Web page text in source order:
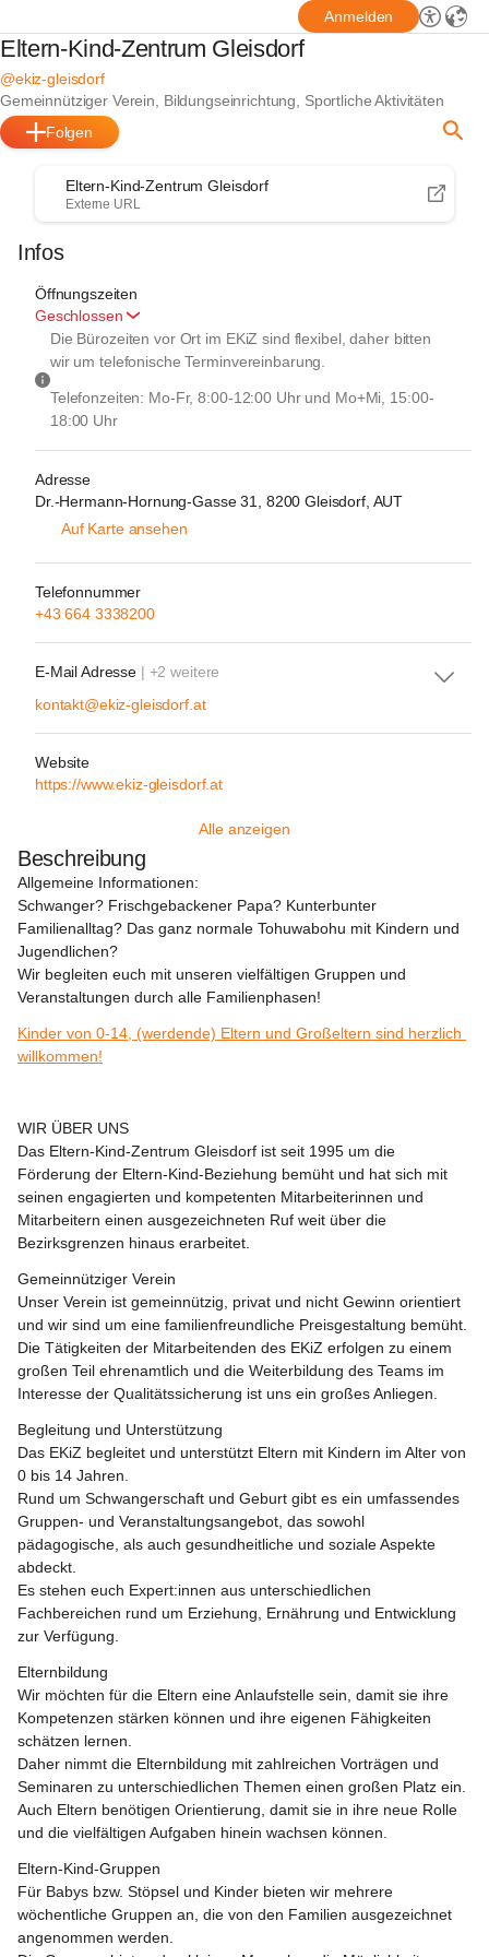
Anmelden
Eltern-Kind-Zentrum Gleisdorf
@ekiz-gleisdorf
Gemeinnütziger Verein, Bildungseinrichtung, Sportliche Aktivitäten
Folgen
Eltern-Kind-Zentrum Gleisdorf
Externe URL
Infos
Öffnungszeiten
Geschlossen
Die Bürozeiten vor Ort im EKiZ sind flexibel, daher bitten
wir um telefonische Terminvereinbarung.
Telefonzeiten: Mo-Fr, 8:00-12:00 Uhr und Mo+Mi, 15:00-
18:00 Uhr
Adresse
Dr.-Hermann-Hornung-Gasse 31, 8200 Gleisdorf, AUT
Auf Karte ansehen
Telefonnummer
+43 664 3338200
E-Mail Adresse | +2 weitere
kontakt@ekiz-gleisdorf.at
Website
https://www.ekiz-gleisdorf.at
Alle anzeigen
Beschreibung
Allgemeine Informationen:
Schwanger? Frischgebackener Papa? Kunterbunter
Familienalltag? Das ganz normale Tohuwabohu mit Kindern und
Jugendlichen?
Wir begleiten euch mit unseren vielfältigen Gruppen und
Veranstaltungen durch alle Familienphasen!
Kinder von 0-14, (werdende) Eltern und Großeltern sind herzlich
willkommen!
WIR ÜBER UNS
Das Eltern-Kind-Zentrum Gleisdorf ist seit 1995 um die
Förderung der Eltern-Kind-Beziehung bemüht und hat sich mit
seinen engagierten und kompetenten Mitarbeiterinnen und
Mitarbeitern einen ausgezeichneten Ruf weit über die
Bezirksgrenzen hinaus erarbeitet.
Gemeinnütziger Verein
Unser Verein ist gemeinnützig, privat und nicht Gewinn orientiert
und wir sind um eine familienfreundliche Preisgestaltung bemüht.
Die Tätigkeiten der Mitarbeitenden des EKiZ erfolgen zu einem
großen Teil ehrenamtlich und die Weiterbildung des Teams im
Interesse der Qualitätssicherung ist uns ein großes Anliegen.
Begleitung und Unterstützung
Das EKiZ begleitet und unterstützt Eltern mit Kindern im Alter von
0 bis 14 Jahren.
Rund um Schwangerschaft und Geburt gibt es ein umfassendes
Gruppen- und Veranstaltungsangebot, das sowohl
pädagogische, als auch gesundheitliche und soziale Aspekte
abdeckt.
Es stehen euch Expert:innen aus unterschiedlichen
Fachbereichen rund um Erziehung, Ernährung und Entwicklung
zur Verfügung.
Elternbildung
Wir möchten für die Eltern eine Anlaufstelle sein, damit sie ihre
Kompetenzen stärken können und ihre eigenen Fähigkeiten
schätzen lernen.
Daher nimmt die Elternbildung mit zahlreichen Vorträgen und
Seminaren zu unterschiedlichen Themen einen großen Platz ein.
Auch Eltern benötigen Orientierung, damit sie in ihre neue Rolle
und die vielfältigen Aufgaben hinein wachsen können.
Eltern-Kind-Gruppen
Für Babys bzw. Stöpsel und Kinder bieten wir mehrere
wöchentliche Gruppen an, die von den Familien ausgezeichnet
angenommen werden.